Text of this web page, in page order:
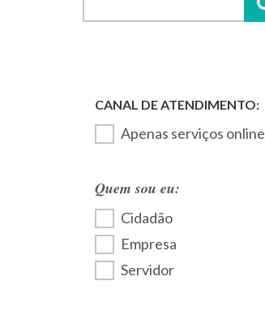
Apenas serviços online
Quem sou eu:
Cidadão
Empresa
Servidor